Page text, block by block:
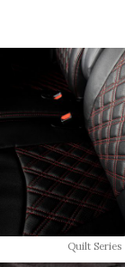
Quilt Series